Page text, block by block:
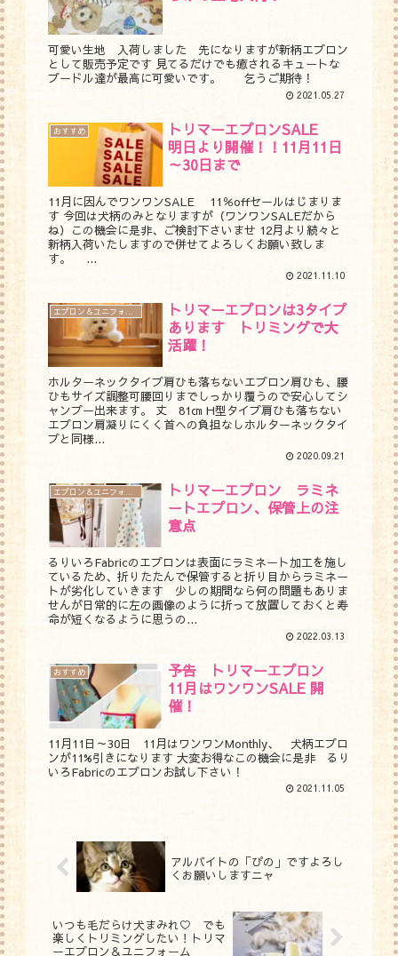
可愛い生地 入荷しました 先になりますが新柄エプロン
として販売予定です 見てるだけでも癒されるキュートな
プードル達が最高に可愛いです。 乞うご期待！
2021.05.27
おすすめ
トリマーエプロンSALE
明日より開催！！11月11日
～30日まで
11月に因んでワンワンSALE 11％offセールはじまりま
す 今回は犬柄のみとなりますが（ワンワンSALEだから
ね）この機会に是非、ご検討下さいませ 12月より続々と
新柄入荷いたしますので併せてよろしくお願い致しま
す。 ...
2021.11.10
トリマーエプロンは3タイプ
あります トリミングで大
活躍！
ホルターネックタイプ肩ひも落ちないエプロン肩ひも、腰
ひもサイズ調整可腰回りまでしっかり覆うので安心してシ
ャンプー出来ます。 丈 81㎝ H型タイプ肩ひも落ちない
エプロン肩凝りにくく首への負担なしホルターネックタイ
プと同様...
2020.09.21
エプロン＆ユニフォーム
トリマーエプロン ラミネ
ートエプロン、保管上の注
意点
るりいろFabricのエプロンは表面にラミネート加工を施し
ているため、折りたたんで保管すると折り目からラミネー
トが劣化していきます 少しの期間なら何の問題もありま
せんが日常的に左の画像のように折って放置しておくと寿
命が短くなるように思うの...
2022.03.13
おすすめ
予告 トリマーエプロン
11月はワンワンSALE 開
催！
11月11日～30日 11月はワンワンMonthly、 犬柄エプロ
ンが11%引きになります 大変お得なこの機会に是非 るり
いろFabricのエプロンお試し下さい！
2021.11.05
アルバイトの「ぴの」ですよろし
くお願いしますニャ
いつも毛だらけ犬まみれ♡ でも
楽しくトリミングしたい！トリマ
ーエプロン＆ユニフォーム